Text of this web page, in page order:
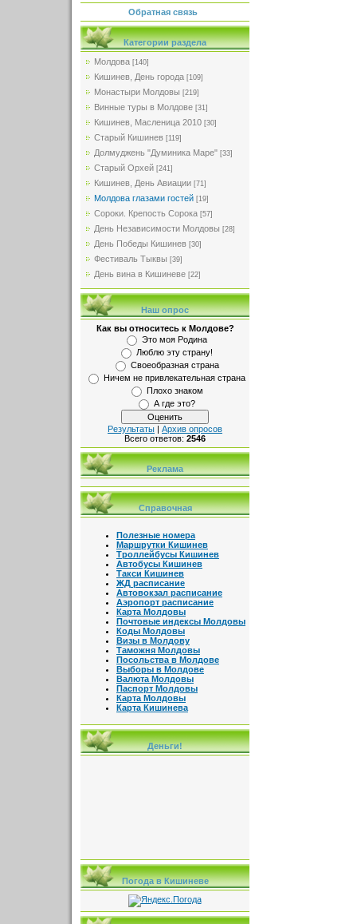
Обратная связь
Категории раздела
Молдова [140]
Кишинев, День города [109]
Монастыри Молдовы [219]
Винные туры в Молдове [31]
Кишинев, Масленица 2010 [30]
Старый Кишинев [119]
Долмуджень "Думиника Маре" [33]
Старый Орхей [241]
Кишинев, День Авиации [71]
Молдова глазами гостей [19]
Сороки. Крепость Сорока [57]
День Независимости Молдовы [28]
День Победы Кишинев [30]
Фестиваль Тыквы [39]
День вина в Кишиневе [22]
Наш опрос
Как вы относитесь к Молдове?
Это моя Родина
Люблю эту страну!
Своеобразная страна
Ничем не привлекательная страна
Плохо знаком
А где это?
Результаты | Архив опросов
Всего ответов: 2546
Реклама
Справочная
Полезные номера
Маршрутки Кишинев
Троллейбусы Кишинев
Автобусы Кишинев
Такси Кишинев
ЖД расписание
Автовокзал расписание
Аэропорт расписание
Карта Молдовы
Почтовые индексы Молдовы
Коды Молдовы
Визы в Молдову
Таможня Молдовы
Посольства в Молдове
Выборы в Молдове
Валюта Молдовы
Паспорт Молдовы
Карта Молдовы
Карта Кишинева
Деньги!
Погода в Кишиневе